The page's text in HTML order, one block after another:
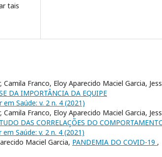
tais
Franco, Eloy Aparecido Maciel Garcia,
DA IMPORTÂNCIA DA EQUIPE
Saúde: v. 2 n. 4 (2021)
Franco, Eloy Aparecido Maciel Garcia,
DAS CORRELAÇÕES DO
Saúde: v. 2 n. 4 (2021)
Maciel Garcia, PANDEMIA DO COVID-19 ,